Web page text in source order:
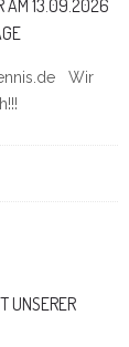
AM 13.09.2026
Wir
UNSERER